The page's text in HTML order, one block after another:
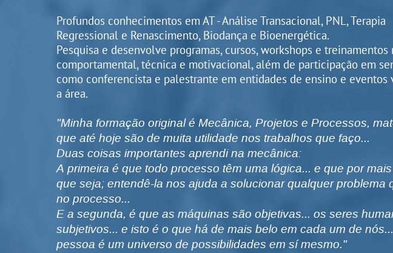
Profundos conhecimentos em AT - Análise Transacional, PNL, Terapia
Regressional e Renascimento, Biodança e Bioenergética.
Pesquisa e desenvolve programas, cursos, workshops e treinamentos
comportamental, técnica e motivacional, além de participação em
como conferencista e palestrante em entidades de ensino e eventos
a área.
"Minha formação original é Mecânica, Projetos e Processos,
que até hoje são de muita utilidade nos trabalhos que faço...
Duas coisas importantes aprendi na mecânica:
A primeira é que todo processo têm uma lógica... e que por
que seja; entendê-la nos ajuda a solucionar qualquer problema
no processo...
​​​​​​​E a segunda, é que as máquinas são objetivas... os seres
subjetivos... e isto é o que há de mais belo em cada um de
pessoa é um universo de possibilidades em sí mesmo."